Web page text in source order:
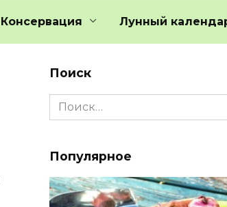
Консервация Лунный
Поиск
Search
for:
Популярное